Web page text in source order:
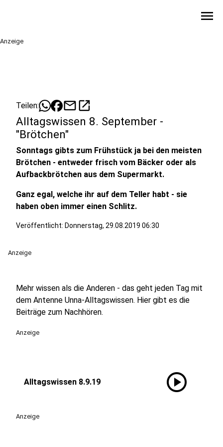
menu
Anzeige
Teilen: mailopen_in_new
Alltagswissen 8. September -
"Brötchen"
Sonntags gibts zum Frühstück ja bei den meisten
Brötchen - entweder frisch vom Bäcker oder als
Aufbackbrötchen aus dem Supermarkt.
Ganz egal, welche ihr auf dem Teller habt - sie
haben oben immer einen Schlitz.
Veröffentlicht: Donnerstag, 29.08.2019 06:30
Anzeige
Mehr wissen als die Anderen - das geht jeden Tag mit
dem Antenne Unna-Alltagswissen. Hier gibt es die
Beiträge zum Nachhören.
Anzeige
Alltagswissen 8.9.19 play_circle
Anzeige